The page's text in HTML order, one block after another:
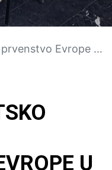
Evrope u Gou
U